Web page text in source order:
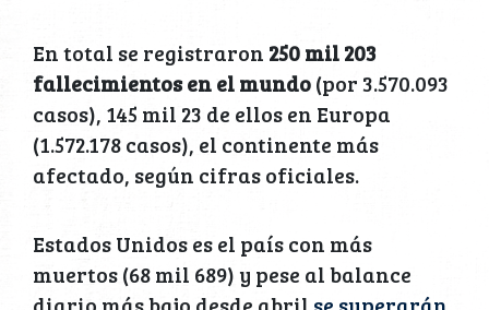
En total se registraron 250 mil 203
fallecimientos en el mundo(por 3.570.093
casos), 145 mil 23 de ellos en Europa
(1.572.178 casos), el continente más
afectado, según cifras oficiales.
Estados Unidos es el país con más
muertos (68 mil 689) y pese al balance